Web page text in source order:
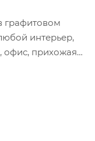
интерьер,
офис, прихожая
что